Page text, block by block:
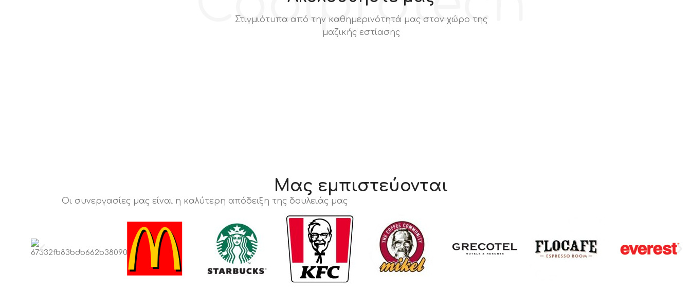
Στιγμιότυπα από την καθημερινότητά μας στον χώρο της
μαζικής εστίασης
Μας εμπιστεύονται
Οι συνεργασίες μας είναι η καλύτερη απόδειξη της δουλειάς μας